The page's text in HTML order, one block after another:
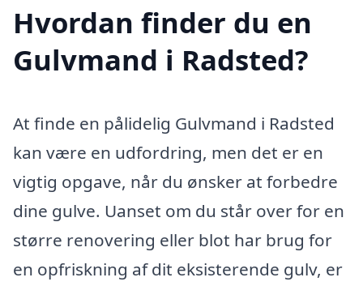
Hvordan finder du en
Gulvmand i Radsted?
At finde en pålidelig Gulvmand i Radsted
kan være en udfordring, men det er en
vigtig opgave, når du ønsker at forbedre
dine gulve. Uanset om du står over for en
større renovering eller blot har brug for
en opfriskning af dit eksisterende gulv, er